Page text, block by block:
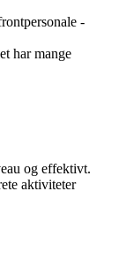
-
har mange
og effektivt.
aktiviteter